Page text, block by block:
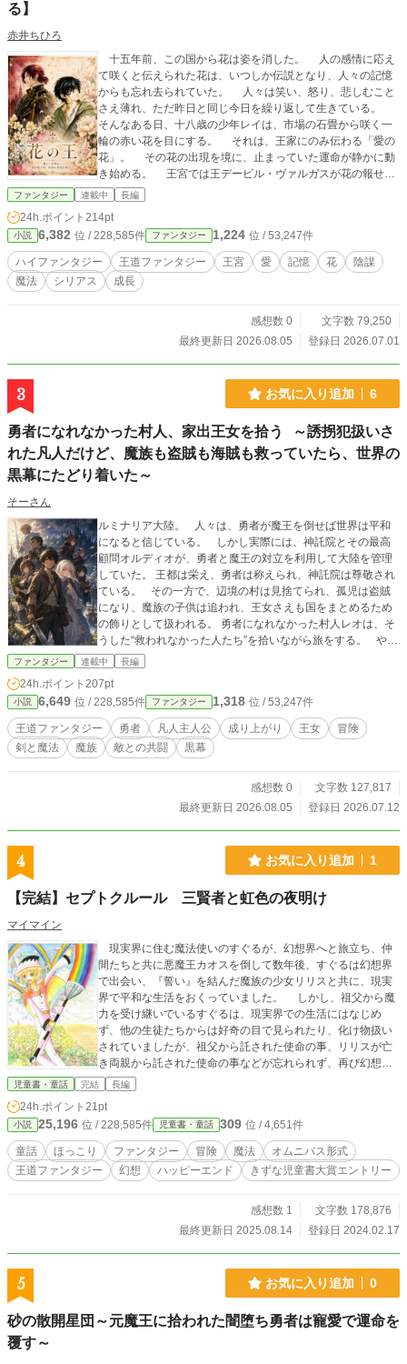
る】
赤井ちひろ
十五年前、この国から花は姿を消した。 人の感情に応え
て咲くと伝えられた花は、いつしか伝説となり、人々の記憶
からも忘れ去られていた。 人々は笑い、怒り、悲しむこと
さえ薄れ、ただ昨日と同じ今日を繰り返して生きている。
そんなある日、十八歳の少年レイは、市場の石畳から咲く一
輪の赤い花を目にする。 それは、王家にのみ伝わる「愛の
花」。 その花の出現を境に、止まっていた運命が静かに動
き始める。 王宮では王デービル・ヴァルガスが花の報せを
受け、王立植物園の科学者ベンハムは「これから先に起きる
いたのか。 なぜ今、この時だったのか。 そして、レイだ
けが知らない、自らの出生に隠された真実とは――。 花が
咲けば、失われた記憶も、封じられた感情も、やがて世界へ
戻ってくる。 それは救いなのか、それとも新たな悲劇の始
まりなのか。 王を信じる者。 王を憎む者。 世界を救
いが交差するとき、少年は世界の命運を左右する選択を迫ら
ファンタジー 連載中 長編
24h.ポイント 214pt
小説 6,382 位 / 228,585件 ファンタジー 1,224 位 / 53,247件
ハイファンタジー 王道ファンタジー 王宮 愛 記憶 花
陰謀
魔法
シリアス 成長
感想数 0
文字数 79,250
最終更新日 2026.08.05
登録日 2026.07.01
3 お気に入り追加 6
勇者になれなかった村人、家出王女を拾う ～誘拐犯扱いさ
れた凡人だけど、魔族も盗賊も海賊も救っていたら、世界の
黒幕にたどり着いた～
そーさん
ルミナリア大陸。 人々は、勇者が魔王を倒せば世界は平和
になると信じている。 しかし実際には、神託院とその最高
顧問オルディオが、勇者と魔王の対立を利用して大陸を管理
していた。 王都は栄え、勇者は称えられ、神託院は尊敬され
ている。 その一方で、辺境の村は見捨てられ、孤児は盗賊
になり、魔族の子供は追われ、王女さえも国をまとめるため
の飾りとして扱われる。 勇者になれなかった村人レオは、そ
うした“救われなかった人たち”を拾いながら旅をする。 やが
て彼の旅は、王女、盗賊、魔族、海賊、勇者、魔王までも巻
ファンタジー 連載中 長編
24h.ポイント 207pt
小説 6,649 位 / 228,585件 ファンタジー 1,318 位 / 53,247件
王道ファンタジー 勇者 凡人主人公 成り上がり 王女
冒険
剣と魔法
魔族 敵との共闘 黒幕
感想数 0
文字数 127,817
最終更新日 2026.08.05
登録日 2026.07.12
4 お気に入り追加 1
【完結】セプトクルール 三賢者と虹色の夜明け
マイマイン
現実界に住む魔法使いのすぐるが、幻想界へと旅立ち、仲
間たちと共に悪魔王カオスを倒して数年後、すぐるは幻想界
で出会い、『誓い』を結んだ魔族の少女リリスと共に、現実
界で平和な生活をおくっていました。 しかし、祖父から魔
力を受け継いでいるすぐるは、現実界での生活にはなじめ
ず、他の生徒たちからは好奇の目で見られたり、化け物扱い
されていましたが、祖父から託された使命の事、リリスが亡
き両親から託された使命の事などが忘れられず、再び幻想界
へ旅立とうと決意をしたのでした。 『セプトクルール 超
ぞれの物語を進んでいくことになります。
児童書・童話 完結 長編
24h.ポイント 21pt
小説 25,196 位 / 228,585件 児童書・童話 309 位 / 4,651件
童話 ほっこり ファンタジー 冒険 魔法
オムニバス形式
王道ファンタジー
幻想 ハッピーエンド きずな児童書大賞エントリー
感想数 1
文字数 178,876
最終更新日 2025.08.14
登録日 2024.02.17
5 お気に入り追加 0
砂の散開星団～元魔王に拾われた闇堕ち勇者は寵愛で運命を
覆す～